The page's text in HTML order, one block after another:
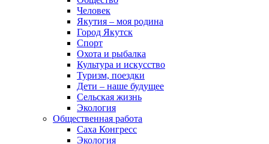
Человек
Якутия – моя родина
Город Якутск
Спорт
Охота и рыбалка
Культура и искусство
Туризм, поездки
Дети – наше будущее
Сельская жизнь
Экология
Общественная работа
Саха Конгресс
Экология